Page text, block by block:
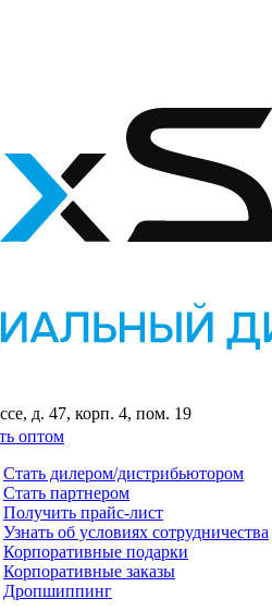
д. 47, корп. 4, пом. 19
оптом
Стать дилером/дистрибьютором
Стать партнером
Получить прайс-лист
Узнать об условиях сотрудничества
Корпоративные подарки
Корпоративные заказы
Дропшиппинг